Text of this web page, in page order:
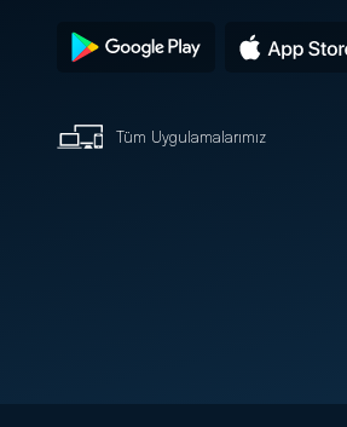
Tüm Uygulamalarımız